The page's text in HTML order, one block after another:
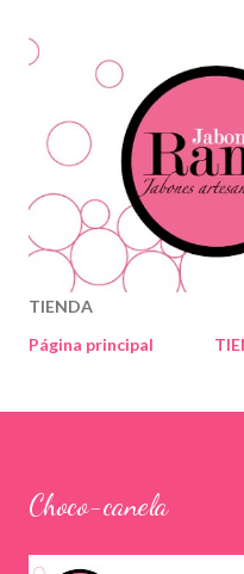
TIENDA
Página principal
Choco-canela